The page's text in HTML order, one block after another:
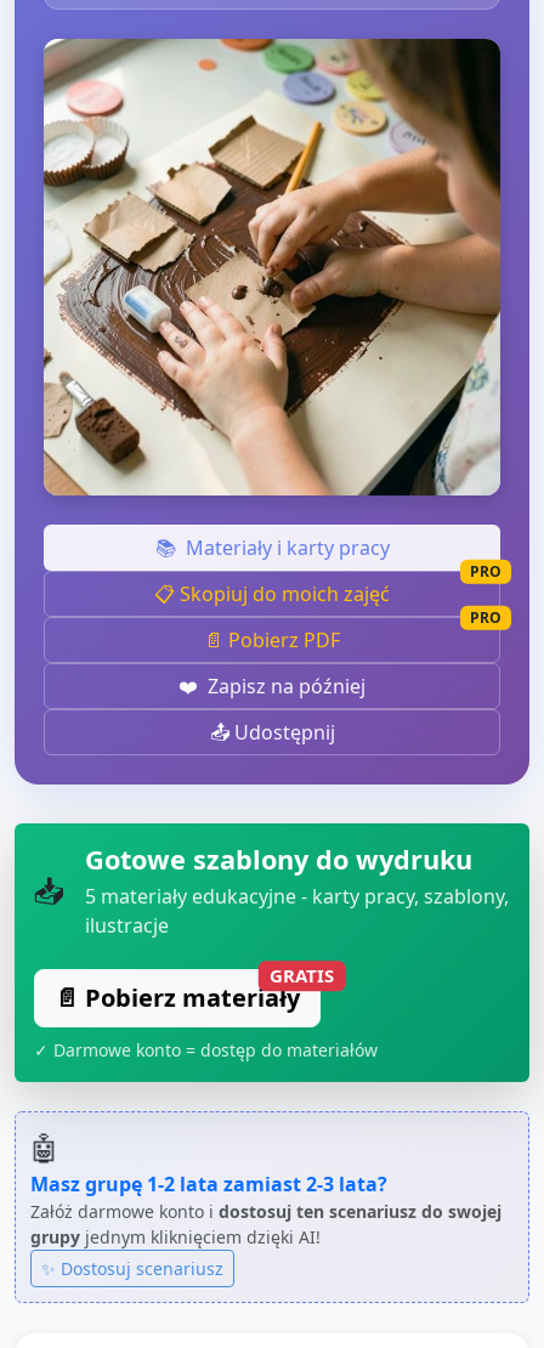
📚 Materiały i karty pracy
📋 Skopiuj do moich zajęć
PRO
📄 Pobierz PDF
PRO
❤️ Zapisz na później
📤 Udostępnij
📥
Gotowe szablony do wydruku
5 materiały edukacyjne - karty pracy, szablony,
ilustracje
📄 Pobierz materiały
GRATIS
✓ Darmowe konto = dostęp do materiałów
🤖
Masz grupę 1-2 lata zamiast2-3 lata?
Załóż darmowe konto i dostosuj ten scenariusz do swojej
grupy jednym kliknięciem dzięki AI!
✨ Dostosuj scenariusz